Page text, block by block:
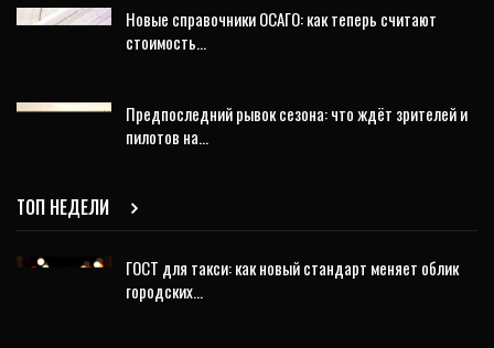
Новые справочники ОСАГО: как теперь считают
стоимость…
Предпоследний рывок сезона: что ждёт зрителей и
пилотов на…
ТОП НЕДЕЛИ
ГОСТ для такси: как новый стандарт меняет облик
городских…